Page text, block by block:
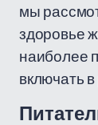
мы
здоровье
наиболее
включать